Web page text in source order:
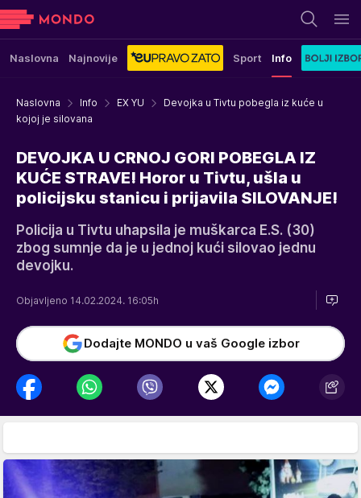
Naslovna Najnovije Sport Info
Naslovna Info EX YU
Devojka u Tivtu pobegla iz kuće u
kojoj je silovana
DEVOJKA U CRNOJ GORI POBEGLA IZ
KUĆE STRAVE! Horor u Tivtu, ušla u
policijsku stanicu i prijavila SILOVANJE!
Policija u Tivtu uhapsila je muškarca E.S. (30)
zbog sumnje da je u jednoj kući silovao jednu
devojku.
Objavljeno 14.02.2024. 16:05h
Dodajte MONDO u vaš Google izbor